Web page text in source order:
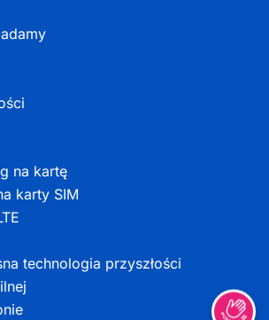
na kartę
karty SIM
technologia przyszłości